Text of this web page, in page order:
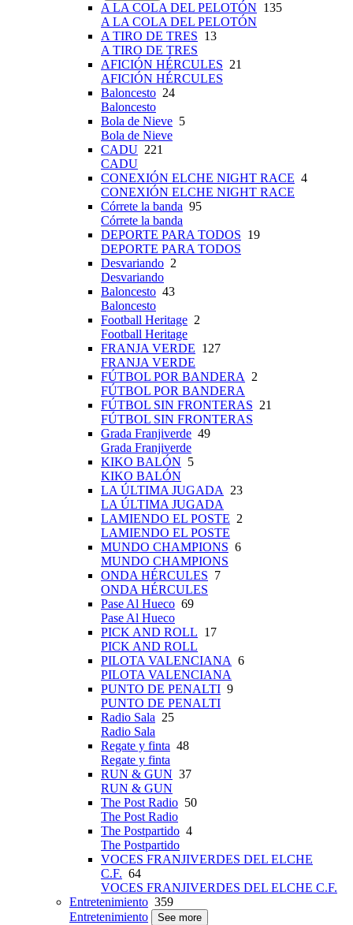
A LA COLA DEL PELOTÓN 135
A LA COLA DEL PELOTÓN
A TIRO DE TRES 13
A TIRO DE TRES
AFICIÓN HÉRCULES 21
AFICIÓN HÉRCULES
Baloncesto 24
Baloncesto
Bola de Nieve 5
Bola de Nieve
CADU 221
CADU
CONEXIÓN ELCHE NIGHT RACE 4
CONEXIÓN ELCHE NIGHT RACE
Córrete la banda 95
Córrete la banda
DEPORTE PARA TODOS 19
DEPORTE PARA TODOS
Desvariando 2
Desvariando
Baloncesto 43
Baloncesto
Football Heritage 2
Football Heritage
FRANJA VERDE 127
FRANJA VERDE
FÚTBOL POR BANDERA
2
FÚTBOL POR BANDERA
FÚTBOL SIN FRONTERAS 21
FÚTBOL SIN FRONTERAS
Grada Franjiverde 49
Grada Franjiverde
KIKO BALÓN 5
KIKO BALÓN
LA ÚLTIMA JUGADA
23
LA ÚLTIMA JUGADA
LAMIENDO EL POSTE 2
LAMIENDO EL POSTE
MUNDO CHAMPIONS 6
MUNDO CHAMPIONS
ONDA HÉRCULES 7
ONDA HÉRCULES
Pase Al Hueco 69
Pase Al Hueco
PICK AND ROLL 17
PICK AND ROLL
PILOTA VALENCIANA 6
PILOTA VALENCIANA
PUNTO DE PENALTI 9
PUNTO DE PENALTI
Radio Sala 25
Radio Sala
Regate y finta 48
Regate y finta
RUN & GUN 37
RUN & GUN
The Post Radio 50
The Post Radio
The Postpartido 4
The Postpartido
VOCES FRANJIVERDES DEL ELCHE
C.F. 64
VOCES FRANJIVERDES DEL ELCHE C.F.
Entretenimiento 359
Entretenimiento
See more